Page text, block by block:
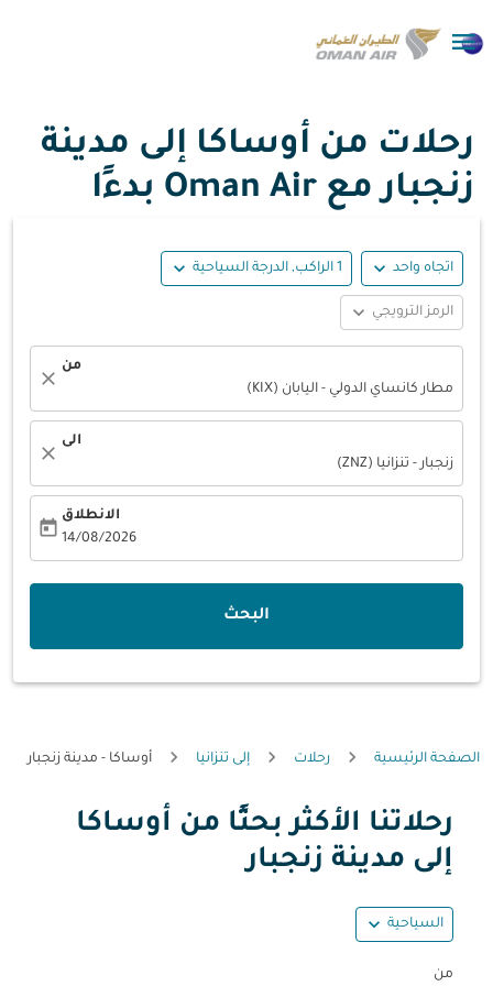

رحلات من أوساكا إلى مدينة
زنجبار مع Oman Air بدءًا
اتجاه واحد expand_more 1 الراكب, الدرجة السياحية expand_more
الرمز الترويجي expand_more
من
مطار كانساي الدولي - اليابان (KIX)
close
الى
زنجبار - تنزانيا (ZNZ)
close
الانطلاق
14/08/2026
today
البحث
الصفحة الرئيسية رحلات إلى تنزانيا أوساكا - مدينة زنجبار
رحلاتنا الأكثر بحثًا من أوساكا
إلى مدينة زنجبار
السياحية expand_more
من
حاول تحديث الرحلة (مغادرة و/أو وجهة) أو التفاعل مع